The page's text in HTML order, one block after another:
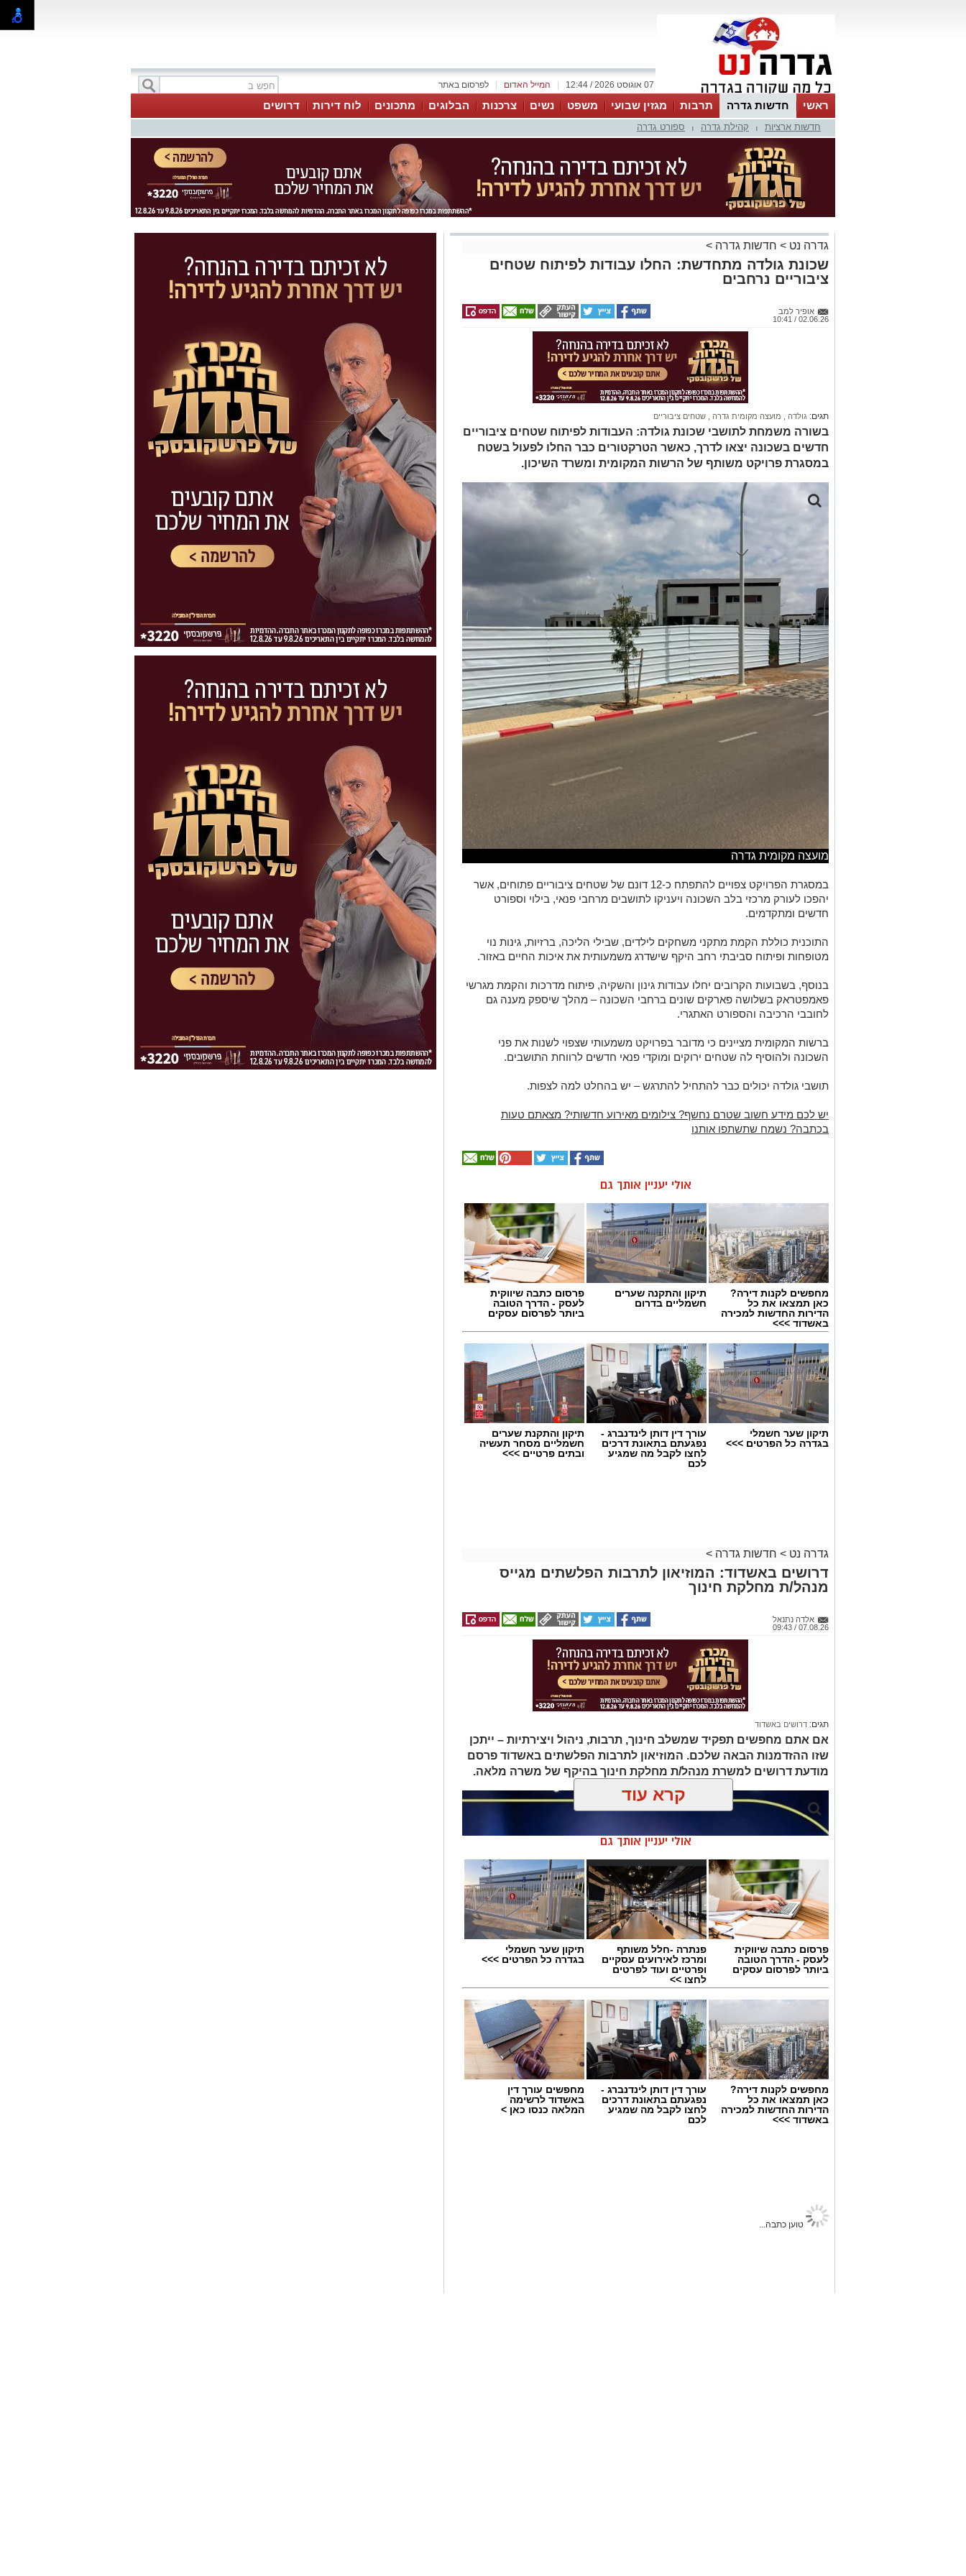
לפרסום באתר המייל האדום 07 אוגוסט 2026 / 12:44
ראשי חדשות גדרה תרבות מגזין שבועי משפט נשים צרכנות הבלוגים מתכונים לוח דירות דרושים
חדשות ארציות קהילת גדרה ספורט גדרה
גדרה נט > חדשות גדרה >
שכונת גולדה מתחדשת: החלו עבודות לפיתוח שטחים
ציבוריים נרחבים
אופיר למב
02.06.26 / 10:41
תגים: גולדה מועצה מקומית גדרה שטחים ציבוריים
בשורה משמחת לתושבי שכונת גולדה: העבודות לפיתוח שטחים ציבוריים
חדשים בשכונה יצאו לדרך, כאשר הטרקטורים כבר החלו לפעול בשטח
במסגרת פרויקט משותף של הרשות המקומית ומשרד השיכון.
מועצה מקומית גדרה
במסגרת הפרויקט צפויים להתפתח כ-12 דונם של שטחים ציבוריים פתוחים, אשר
יהפכו לעורק מרכזי בלב השכונה ויעניקו לתושבים מרחבי פנאי, בילוי וספורט
חדשים ומתקדמים.
התוכנית כוללת הקמת מתקני משחקים לילדים, שבילי הליכה, ברזיות, גינות נוי
מטופחות ופיתוח סביבתי רחב היקף שישדרג משמעותית את איכות החיים באזור.
בנוסף, בשבועות הקרובים יחלו עבודות גינון והשקיה, פיתוח מדרכות והקמת מגרשי
פאמפטראק בשלושה פארקים שונים ברחבי השכונה – מהלך שיספק מענה גם
לחובבי הרכיבה והספורט האתגרי.
ברשות המקומית מציינים כי מדובר בפרויקט משמעותי שצפוי לשנות את פני
השכונה ולהוסיף לה שטחים ירוקים ומוקדי פנאי חדשים לרווחת התושבים.
תושבי גולדה יכולים כבר להתחיל להתרגש – יש בהחלט למה לצפות.
יש לכם מידע חשוב שטרם נחשף? צילומים מאירוע חדשותי? מצאתם טעות
בכתבה? נשמח שתשתפו אותנו
אולי יעניין אותך גם
מחפשים לקנות דירה?
כאן תמצאו את כל
הדירות החדשות למכירה
באשדוד >>>
תיקון והתקנה שערים
חשמליים בדרום
פרסום כתבה שיווקית
לעסק - הדרך הטובה
ביותר לפרסום עסקים
תיקון שער חשמלי
בגדרה כל הפרטים >>>
עורך דין דותן לינדנברג -
נפגעתם בתאונת דרכים
לחצו לקבל מה שמגיע
לכם
תיקון והתקנת שערים
חשמליים מסחר תעשיה
ובתים פרטיים >>>
גדרה נט > חדשות גדרה >
דרושים באשדוד: המוזיאון לתרבות הפלשתים מגייס
מנהל/ת מחלקת חינוך
אלדה נתנאל
07.08.26 / 09:43
תגים: דרושים באשדוד
אם אתם מחפשים תפקיד שמשלב חינוך, תרבות, ניהול ויצירתיות – ייתכן
שזו ההזדמנות הבאה שלכם. המוזיאון לתרבות הפלשתים באשדוד פרסם
מודעת דרושים למשרת מנהל/ת מחלקת חינוך בהיקף של משרה מלאה.
גיוס
במסגרת התפקיד יידרש המועמד להוביל את תחום החינוך וההדרכה במוזיאון, לנהל
ולהוביל צוות מקצועי, לפתח תוכניות חינוכיות, ליצור אירועי תוכן ופרויקטים ייחודיים
ולעבוד מול קהלים מגוונים, תוך חיבור בין עולם התרבות, החינוך והקהילה.
ניסיון ויכולת בניהול והובלת צוות.
קרא עוד
אולי יעניין אותך גם
פרסום כתבה שיווקית
לעסק - הדרך הטובה
ביותר לפרסום עסקים
פנתרה -חלל משותף
ומרכז לאירועים עסקיים
ופרטיים ועוד לפרטים
לחצו >>
תיקון שער חשמלי
בגדרה כל הפרטים >>>
מחפשים לקנות דירה?
כאן תמצאו את כל
הדירות החדשות למכירה
באשדוד >>>
עורך דין דותן לינדנברג -
נפגעתם בתאונת דרכים
לחצו לקבל מה שמגיע
לכם
מחפשים עורך דין
באשדוד לרשימה
המלאה כנסו כאן >
גדרה נט
משרד הבריאות באזהרה חמורה - אל תשמשו במוצרי